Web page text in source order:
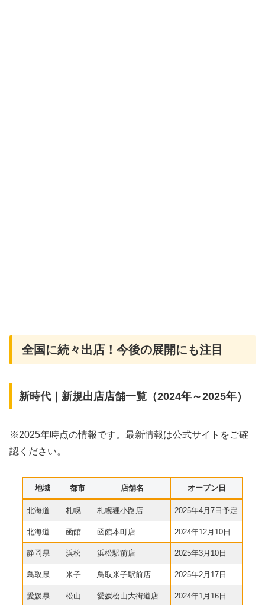
全国に続々出店！今後の展開にも注目
新時代｜新規出店店舗一覧（2024年～2025年）
※2025年時点の情報です。最新情報は公式サイトをご確
認ください。
地域 都市 店舗名 オープン日
北海道 札幌 札幌狸小路店 2025年4月7日予定
北海道 函館 函館本町店 2024年12月10日
静岡県 浜松 浜松駅前店 2025年3月10日
鳥取県 米子 鳥取米子駅前店 2025年2月17日
愛媛県 松山 愛媛松山大街道店 2024年1月16日